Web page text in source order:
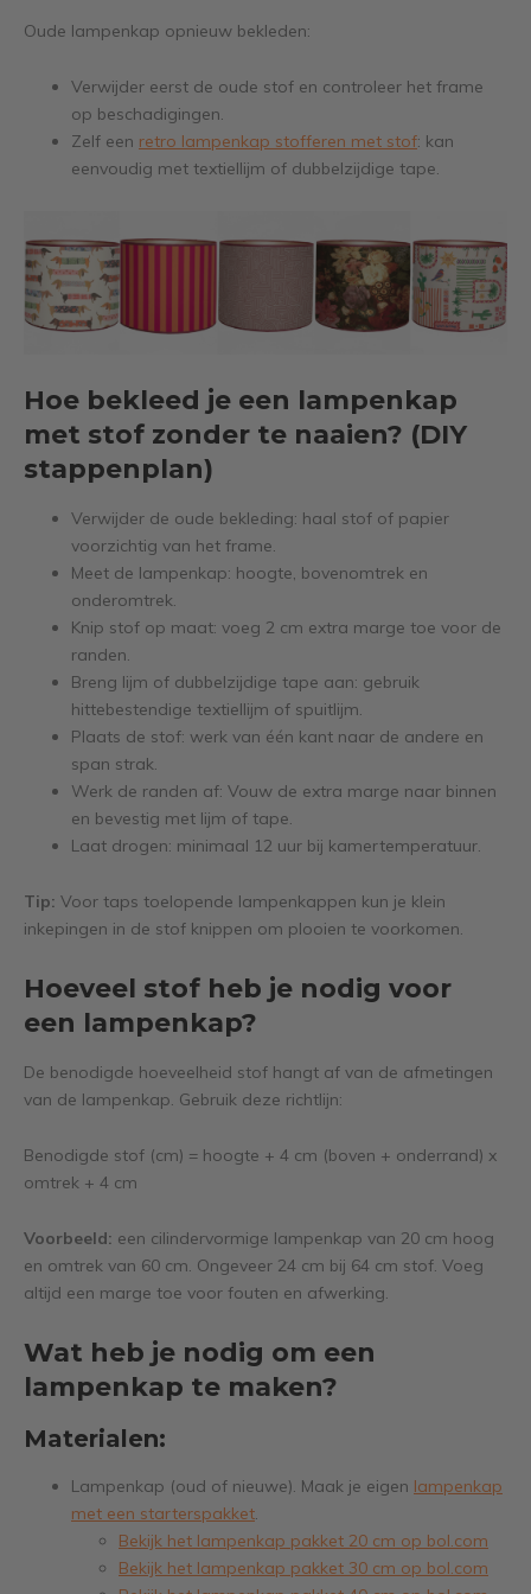
Oude lampenkap opnieuw bekleden:
Verwijder eerst de oude stof en controleer het frame
op beschadigingen.
Zelf een retro lampenkap stofferen met stof: kan
eenvoudig met textiellijm of dubbelzijdige tape.
Hoe bekleed je een lampenkap
met stof zonder te naaien? (DIY
stappenplan)
Verwijder de oude bekleding: haal stof of papier
voorzichtig van het frame.
Meet de lampenkap: hoogte, bovenomtrek en
onderomtrek.
Knip stof op maat: voeg 2 cm extra marge toe voor de
randen.
Breng lijm of dubbelzijdige tape aan: gebruik
hittebestendige textiellijm of spuitlijm.
Plaats de stof: werk van één kant naar de andere en
span strak.
Werk de randen af: Vouw de extra marge naar binnen
en bevestig met lijm of tape.
Laat drogen: minimaal 12 uur bij kamertemperatuur.
Tip: Voor taps toelopende lampenkappen kun je klein
inkepingen in de stof knippen om plooien te voorkomen.
Hoeveel stof heb je nodig voor
een lampenkap?
De benodigde hoeveelheid stof hangt af van de afmetingen
van de lampenkap. Gebruik deze richtlijn:
Benodigde stof (cm) = hoogte + 4 cm (boven + onderrand) x
omtrek + 4 cm
Voorbeeld: een cilindervormige lampenkap van 20 cm hoog
en omtrek van 60 cm. Ongeveer 24 cm bij 64 cm stof. Voeg
altijd een marge toe voor fouten en afwerking.
Wat heb je nodig om een
lampenkap te maken?
Materialen:
Lampenkap (oud of nieuwe). Maak je eigen lampenkap
met een starterspakket.
Bekijk het lampenkap pakket 20 cm op bol.com
Bekijk het lampenkap pakket 30 cm op bol.com